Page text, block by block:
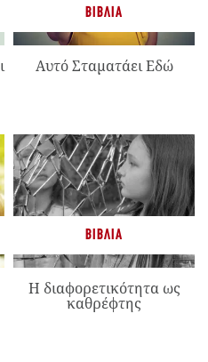
ΒΙΒΛΊΑ
Αυτό Σταματάει Εδώ
ΒΙΒΛΊΑ
Η διαφορετικότητα ως
καθρέφτης